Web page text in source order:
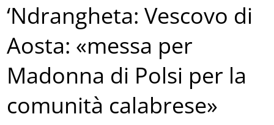
‘Ndrangheta: Vescovo di
Aosta: «messa per
Madonna di Polsi per la
comunità calabrese»